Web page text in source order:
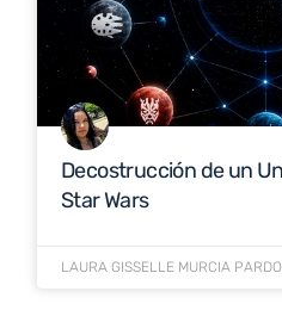
Decostrucción de un
Star Wars
LAURA GISSELLE MURCIA PARDO